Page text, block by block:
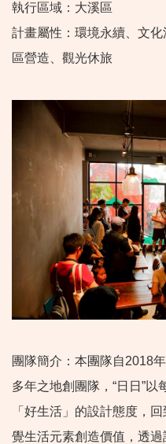
執行區域：大溪區
計畫屬性：環境永續、文
區營造、觀光休旅
團隊簡介：本團隊自2018
多年之地創團隊，“日日”
「好生活」的設計態度，
覺生活元素創造價值，透